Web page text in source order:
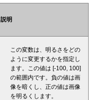
説明
この変数は、明るさをどの
ように変更するかを指定し
ます。この値は [-100, 100]
の範囲内です。負の値は画
像を暗くし、正の値は画像
を明るくします。